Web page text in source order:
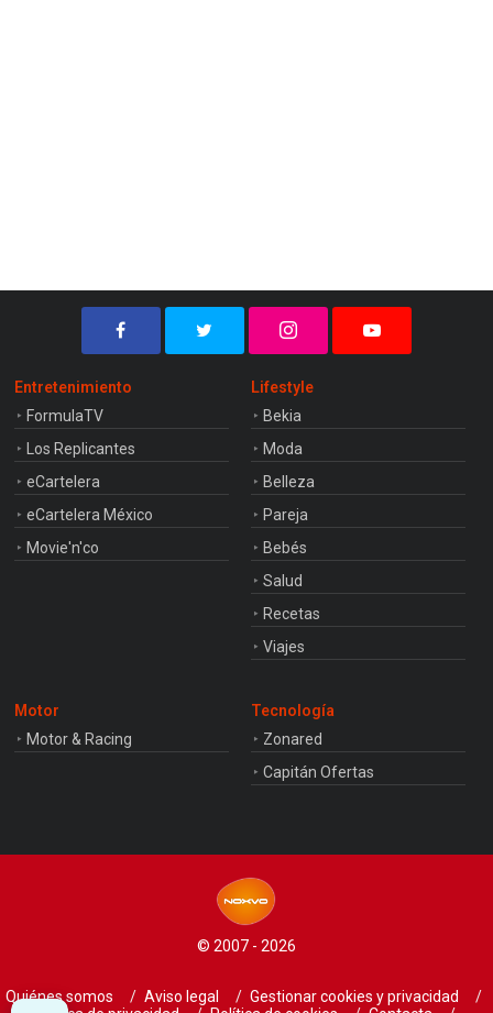
Entretenimiento
FormulaTV
Los Replicantes
eCartelera
eCartelera México
Movie'n'co
Lifestyle
Bekia
Moda
Belleza
Pareja
Bebés
Salud
Recetas
Viajes
Motor
Motor & Racing
Tecnología
Zonared
Capitán Ofertas
© 2007 - 2026
Quiénes somos Aviso legal
Gestionar cookies y privacidad